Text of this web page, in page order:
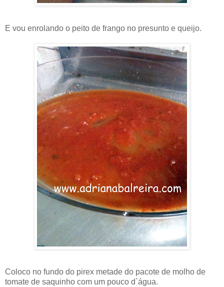
E vou enrolando o peito de frango no presunto e queijo.
Coloco no fundo do pirex metade do pacote de molho de
tomate de saquinho com um pouco d`água.